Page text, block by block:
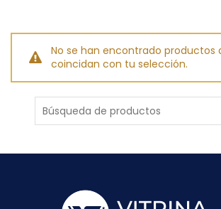
No se han encontrado productos
coincidan con tu selección.
Buscar